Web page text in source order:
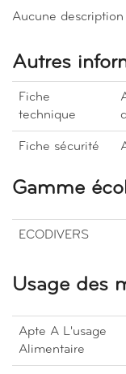
Aucune
Autres
Fiche
technique
Fiche sécurité
Gamme
ECODIVERS
Usage des
Apte A L'usage
Alimentaire